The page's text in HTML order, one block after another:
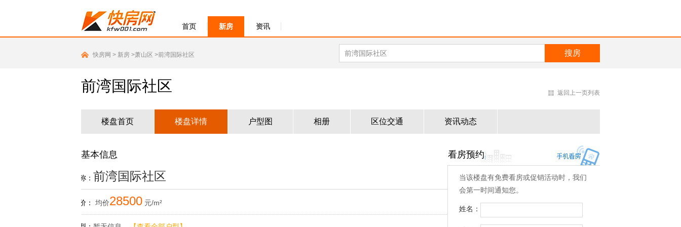
首页 新房 资讯
快房网 > 新房 >萧山区 >前湾国际社区
前湾国际社区 返回上一页列表
楼盘首页 楼盘详情 户型图 相册 区位交通 资讯动态
基本信息
楼盘名称： 前湾国际社区
参考售价： 均价28500 元/m²
看房预约
当该楼盘有免费看房或促销活动时，我们
会第一时间通知您。
姓名：